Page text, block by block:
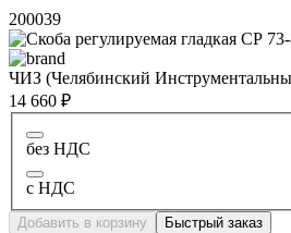
200039
ЧИЗ (Челябинский
14 660 ₽
без НДС
с НДС
Добавить в корзину Быстрый заказ